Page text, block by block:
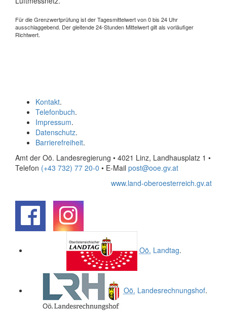
Für die Grenzwertprüfung ist der Tagesmittelwert von 0 bis 24 Uhr
ausschlaggebend. Der gleitende 24-Stunden Mittelwert gilt als vorläufiger
Richtwert.
Kontakt.
Telefonbuch.
Impressum.
Datenschutz.
Barrierefreiheit.
Amt der Oö. Landesregierung • 4021 Linz, Landhausplatz 1 •
Telefon (+43 732) 77 20-0 • E-Mail post@ooe.gv.at
www.land-oberoesterreich.gv.at
Oö. Landtag.
Oö. Landesrechnungshof.